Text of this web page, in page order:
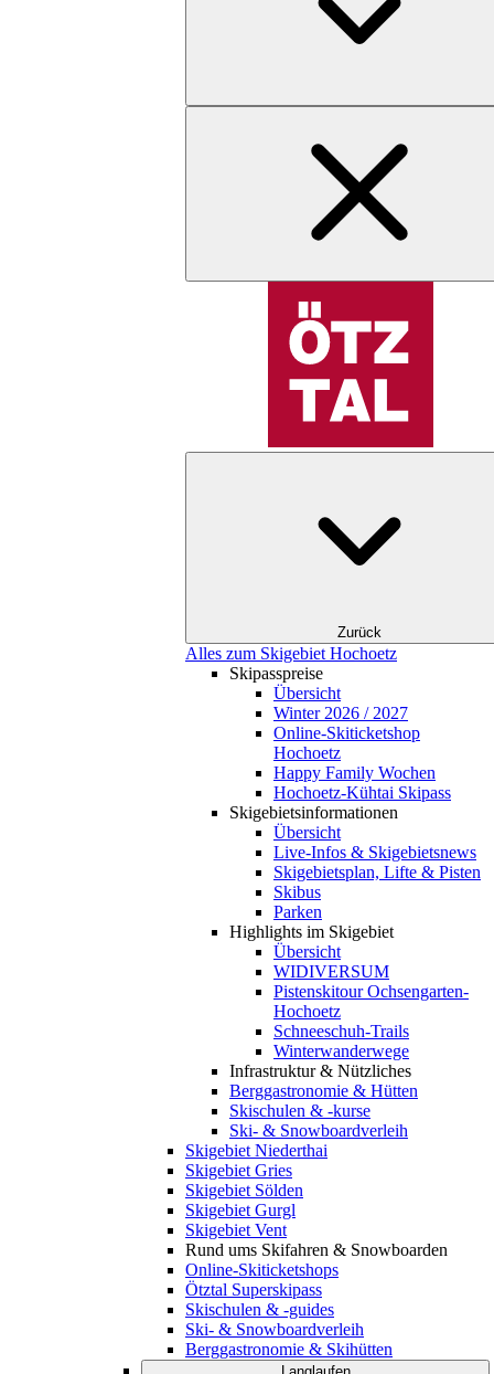
Zurück
Alles zum Skigebiet Hochoetz
Skipasspreise
Übersicht
Winter 2026 / 2027
Online-Skiticketshop
Hochoetz
Happy Family Wochen
Hochoetz-Kühtai Skipass
Skigebietsinformationen
Übersicht
Live-Infos & Skigebietsnews
Skigebietsplan, Lifte & Pisten
Skibus
Parken
Highlights im Skigebiet
Übersicht
WIDIVERSUM
Pistenskitour Ochsengarten-
Hochoetz
Schneeschuh-Trails
Winterwanderwege
Infrastruktur & Nützliches
Berggastronomie & Hütten
Skischulen & -kurse
Ski- & Snowboardverleih
Skigebiet Niederthai
Skigebiet Gries
Skigebiet Sölden
Skigebiet Gurgl
Skigebiet Vent
Rund ums Skifahren & Snowboarden
Online-Skiticketshops
Ötztal Superskipass
Skischulen & -guides
Ski- & Snowboardverleih
Berggastronomie & Skihütten